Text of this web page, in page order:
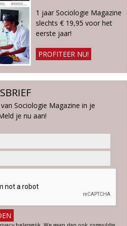
1 jaar Sociologie Magazine
slechts € 19,95 voor het
eerste jaar!
PROFITEER NU!
Sociologie Magazine in je
je nu aan!